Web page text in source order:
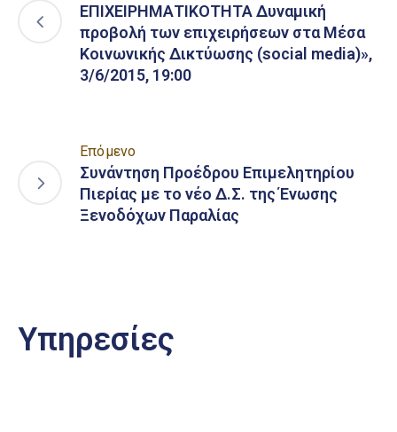
ΕΠΙΧΕΙΡΗΜΑΤΙΚΟΤΗΤΑ Δυναμική
προβολή των επιχειρήσεων στα Μέσα
Κοινωνικής Δικτύωσης (social media)»,
3/6/2015, 19:00
Επόμενο
Συνάντηση Προέδρου Επιμελητηρίου
Πιερίας με το νέο Δ.Σ. της Ένωσης
Ξενοδόχων Παραλίας
Υπηρεσίες